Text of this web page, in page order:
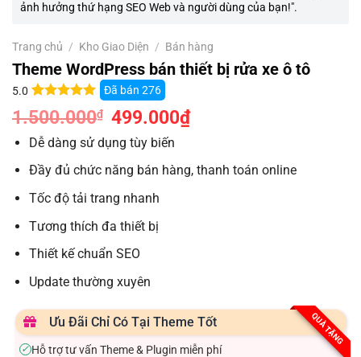
ảnh hưởng thứ hạng SEO Web và người dùng của bạn!".
Trang chủ / Kho Giao Diện / Bán hàng
Theme WordPress bán thiết bị rửa xe ô tô
5.0
5.0 trên 5
dựa trên
12
đánh giá
Đã bán 276
1.500.000₫
Giá
gốc
1.500.000₫.
499.000₫Giá
hiện
Dễ dàng sử dụng tùy biến
Đầy đủ chức năng bán hàng, thanh toán online
Tốc độ tải trang nhanh
Tương thích đa thiết bị
Thiết kế chuẩn SEO
Update thường xuyên
QUÀ TẶNG
Ưu Đãi Chỉ Có Tại Theme Tốt
✓Hỗ trợ tư vấn Theme & Plugin miễn phí